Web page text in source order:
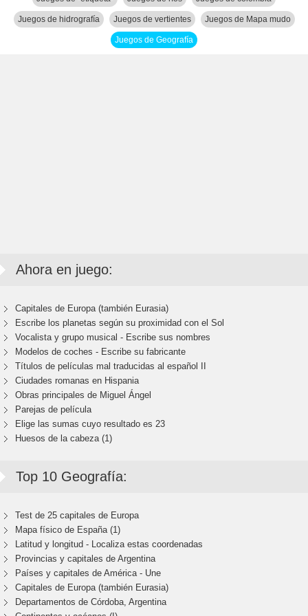
Juegos de hidrografía Juegos de vertientes Juegos de Mapa mudo
Juegos de Geografía
Ahora en juego:
Capitales de Europa (también Eurasia)
Escribe los planetas según su proximidad con el Sol
Vocalista y grupo musical - Escribe sus nombres
Modelos de coches - Escribe su fabricante
Títulos de películas mal traducidas al español II
Ciudades romanas en Hispania
Obras principales de Miguel Ángel
Parejas de película
Elige las sumas cuyo resultado es 23
Huesos de la cabeza (1)
Top 10 Geografía:
Test de 25 capitales de Europa
Mapa físico de España (1)
Latitud y longitud - Localiza estas coordenadas
Provincias y capitales de Argentina
Países y capitales de América - Une
Capitales de Europa (también Eurasia)
Departamentos de Córdoba, Argentina